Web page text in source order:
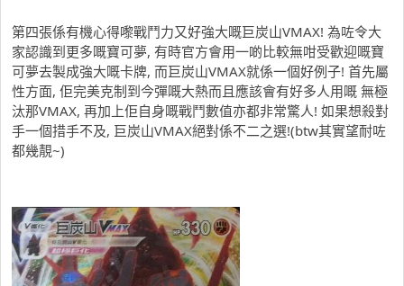
第四張係有機心得嚟戰鬥力又好強大嘅巨炭山VMAX! 為咗令大
家認識到更多嘅寶可夢, 有時官方會用一啲比較無咁受歡迎嘅寶
可夢去製成強大嘅卡牌, 而巨炭山VMAX就係一個好例子! 首先屬
性方面, 佢完美克制到今彈嘅大熱而且應該會有好多人用嘅 無極
汰那VMAX, 再加上佢自身嘅戰鬥數值亦都非常驚人! 如果想殺對
手一個措手不及, 巨炭山VMAX絕對係不二之選!(btw其實望耐咗
都幾靚~)